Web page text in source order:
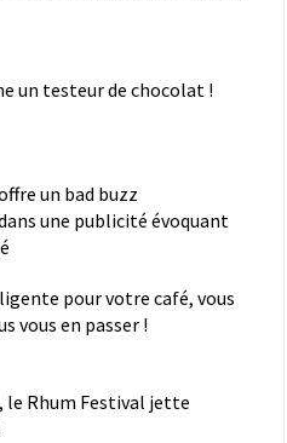
un testeur de chocolat !
un bad buzz
une publicité évoquant
pour votre café, vous
vous en passer !
le Rhum Festival jette